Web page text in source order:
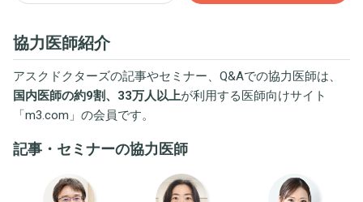
協力医師紹介
アスクドクターズの記事やセミナー、Q&Aでの協力医師は、
国内医師の約9割、33万人以上が利用する医師向けサイト
「m3.com 」の会員です。
記事・セミナーの協力医師